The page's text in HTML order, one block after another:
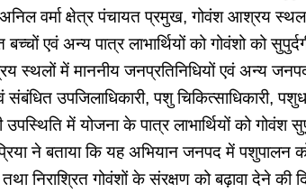
वर्मा क्षेत्र पंचायत प्रमुख, गोवंश आश्रय
बच्चों एवं अन्य पात्र लाभार्थियों को गोवंशो को
स्थलों में माननीय जनप्रतिनिधियों एवं अन्य
संबंधित उपजिलाधिकारी, पशु चिकित्साधिकारी,
उपस्थिति में योजना के पात्र लाभार्थियों को गोवंश
ने बताया कि यह अभियान जनपद में पशुपालन
निराश्रित गोवंशों के संरक्षण को बढ़ावा देने की